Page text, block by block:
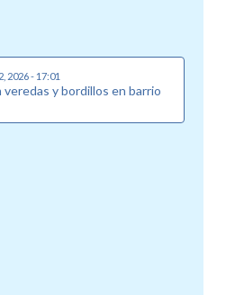
2026 - 17:01
y bordillos en barrio